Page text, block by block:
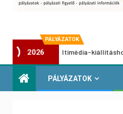
PÁLYÁZATOK
2026
multimédia-kiállításhoz
PÁLYÁZATOK